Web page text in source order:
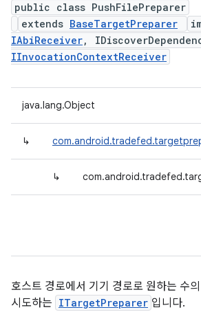
public class PushFilePreparer
extends BaseTargetPreparer
IAbiReceiver,
IInvocationContextReceiver
java.lang.Object
↳
↳
호스트 경로에서 기기 경로로 원하는 수
시도하는 ITargetPreparer 입니다.